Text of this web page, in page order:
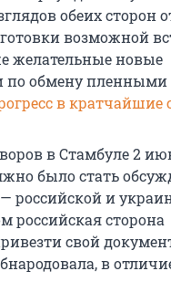
обеих сторон
возможной
желательные новые
по обмену пленными
в кратчайшие
в Стамбуле 2
было стать
российской и
российская сторона
свой
в